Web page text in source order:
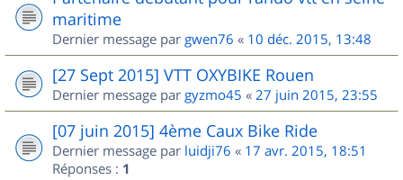
maritime
Dernier message par gwen76 « 10 déc. 2015, 13:48
[27 Sept 2015] VTT OXYBIKE Rouen
Dernier message par gyzmo45 « 27 juin 2015, 23:55
[07 juin 2015] 4ème Caux Bike Ride
Dernier message par luidji76 « 17 avr. 2015, 18:51
Réponses : 1